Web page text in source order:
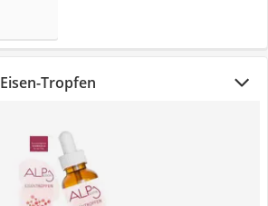
Tropfen